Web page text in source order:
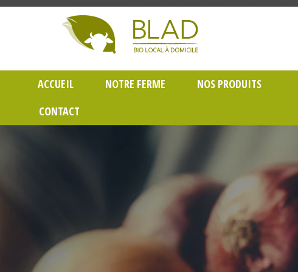
ACCUEIL NOTRE FERME NOS PRODUITS
CONTACT